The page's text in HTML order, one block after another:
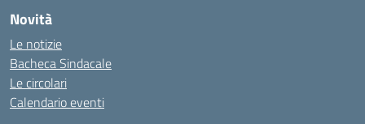
Novità
Le notizie
Bacheca Sindacale
Le circolari
Calendario eventi